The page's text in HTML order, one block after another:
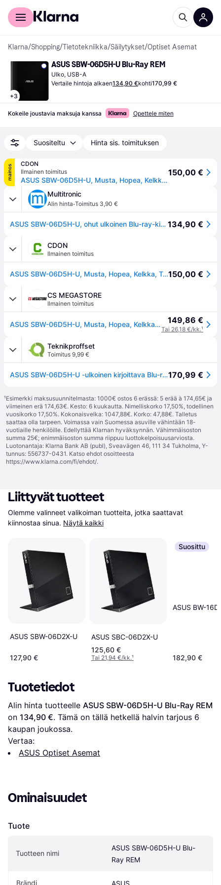
Kuluttajille
Klarna/Shopping/Tietotekniikka/Säilytykset/Optiset Asemat
+3
ASUS SBW-06D5H-U Blu-Ray REM
Ulko, USB-A
Vertaile hintoja alkaen134,90 €kohti170,99 €
Kokeile joustavia maksuja kanssa Opettele miten
Suositeltu Hinta sis. toimituksen
mainos
CDON
Ilmainen toimitus
ASUS SBW-06D5H-U, Musta, Hopea, Kelkka, Työpöytä/Laptop, Blu-Ray RW, USB 3.1 Gen 1, 80,120 mm
150,00 €
Multitronic
Alin hinta·Toimitus 3,90 €
ASUS SBW-06D5H-U, ohut ulkoinen Blu-ray-kirjoitin, USB 3.1, musta, hopea 134,90 €
CDON
Ilmainen toimitus
ASUS SBW-06D5H-U, Musta, Hopea, Kelkka, Työpöytä/Laptop, Blu-Ray RW, USB 3.1 Gen 1, 80,120 mm150,00 €
CS MEGASTORE
Ilmainen toimitus
ASUS SBW-06D5H-U, Musta, Hopea, Kelkka, Työpöytä/Laptop, Blu-Ray RW, USB 3.1 Gen 1, 80,120 mm 149,86 €
Tai 26,18 €/kk.¹
Teknikproffset
Toimitus 9,99 €
ASUS SBW-06D5H-U -ulkoinen kirjoittava Blu-ray -asema170,99 €
¹Esimerkki maksusuunnitelmasta: 1000€ ostos 6 erässä: 5 erää à 174,65€ ja
viimeinen erä 174,63€. Kesto: 6 kuukautta. Nimelliskorko 17,50%, todellinen
vuosikorko 17,50%. Kokonaisvelka: 1047,88€. Korko: 47,88€. Talletus
saattaa olla tarpeen. Voimassa vain Suomessa asuville vähintään 18-
vuotiaille henkilöille. Edellyttää Klarnan hyväksynnän. Vähimmäisoston
summa 25€; enimmäisoston summa riippuu luottokelpoisuusarviosta.
Luotonantaja: Klarna Bank AB (publ), Sveavägen 46, 111 34 Tukholma, Y-
tunnus: 556737-0431. Katso ehdot osoitteesta
https://www.klarna.com/fi/ehdot/.
Liittyvät tuotteet
Olemme valinneet valikoiman tuotteita, jotka saattavat
kiinnostaa sinua. Näytä kaikki
ASUS SBW-06D2X-U
127,90 €
ASUS SBC-06D2X-U
125,60 €
Tai 21,94 €/kk.¹
Suosittu
ASUS BW-
182,90 €
Tuotetiedot
Alin hinta tuotteelle ASUS SBW-06D5H-U Blu-Ray REM
on 134,90 €. Tämä on tällä hetkellä halvin tarjous 6
kaupan joukossa.
Vertaa:
ASUS Optiset Asemat
Ominaisuudet
Tuote
Tuotteen nimi
ASUS SBW-06D5H-U Blu-
Ray REM
Brändi ASUS